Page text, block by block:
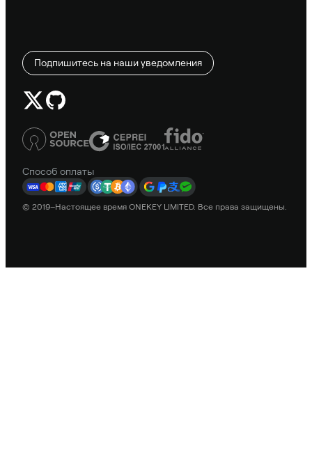
Подпишитесь на наши уведомления
Способ оплаты
© 2019–Настоящее время ONEKEY LIMITED. Все права защищены.